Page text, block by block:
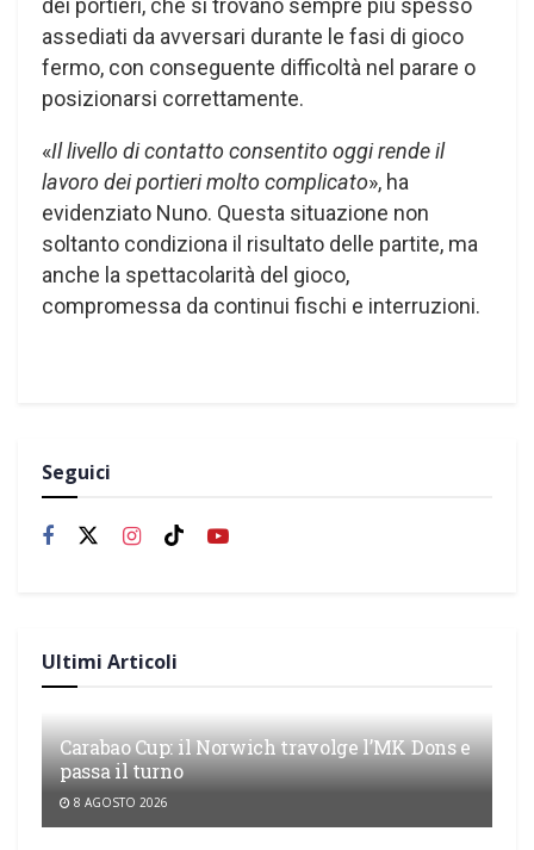
dei portieri, che si trovano sempre più spesso
assediati da avversari durante le fasi di gioco
fermo, con conseguente difficoltà nel parare o
posizionarsi correttamente.
«Il livello di contatto consentito oggi rende il
lavoro dei portieri molto complicato», ha
evidenziato Nuno. Questa situazione non
soltanto condiziona il risultato delle partite, ma
anche la spettacolarità del gioco,
compromessa da continui fischi e interruzioni.
Seguici
Ultimi Articoli
Carabao Cup: il Norwich travolge l’MK Dons e
passa il turno
8 AGOSTO 2026